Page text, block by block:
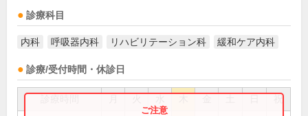
診療科目
内科 呼吸器内科 リハビリテーション科 緩和ケア内科
診療/受付時間・休診日
祝